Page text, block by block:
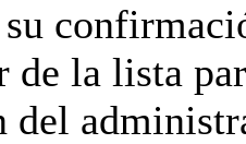
de la lista
del